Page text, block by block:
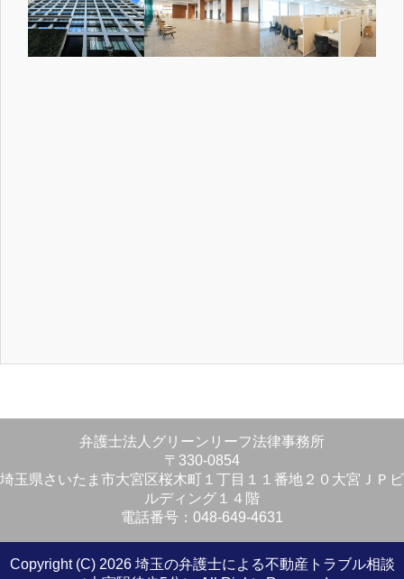
弁護士法人グリーンリーフ法律事務所
〒330-0854
埼玉県さいたま市大宮区桜木町１丁目１１番地２０大宮ＪＰビ
ルディング１４階
電話番号：048-649-4631
Copyright (C) 2026 埼玉の弁護士による不動産トラブル相談